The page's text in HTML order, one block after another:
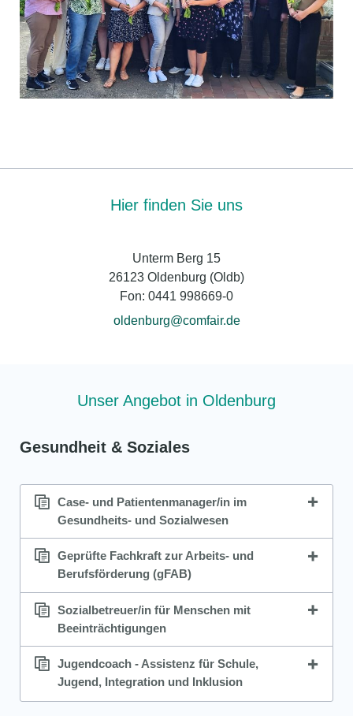
Hier finden Sie uns
Unterm Berg 15
26123 Oldenburg (Oldb)
Fon: 0441 998669-0
oldenburg@comfair.de
Unser Angebot in Oldenburg
Gesundheit & Soziales
Case- und Patientenmanager/in im
Gesundheits- und Sozialwesen
Geprüfte Fachkraft zur Arbeits- und
Berufsförderung (gFAB)
Sozialbetreuer/in für Menschen mit
Beeinträchtigungen
Jugendcoach - Assistenz für Schule,
Jugend, Integration und Inklusion